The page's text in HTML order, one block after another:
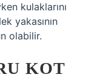
kulaklarını
yakasının
olabilir.
KOT